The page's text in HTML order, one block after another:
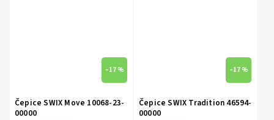
–17 %
Čepice SWIX Move 10068-23-
00000
–17 %
Čepice SWIX Tradition 46594-
00000